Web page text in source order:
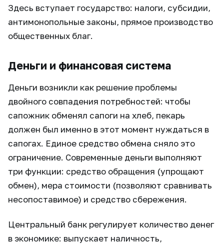
Здесь вступает государство: налоги, субсидии,
антимонопольные законы, прямое производство
общественных благ.
Деньги и финансовая система
Деньги возникли как решение проблемы
двойного совпадения потребностей: чтобы
сапожник обменял сапоги на хлеб, пекарь
должен был именно в этот момент нуждаться в
сапогах. Единое средство обмена сняло это
ограничение. Современные деньги выполняют
три функции: средство обращения (упрощают
обмен), мера стоимости (позволяют сравнивать
несопоставимое) и средство сбережения.
Центральный банк регулирует количество денег
в экономике: выпускает наличность,